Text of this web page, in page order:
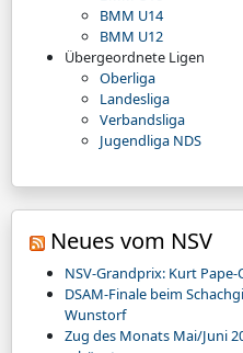
BMM U14
BMM U12
Übergeordnete Ligen
Oberliga
Landesliga
Verbandsliga
Jugendliga NDS
Neues vom NSV
NSV-Grandprix: Kurt
DSAM-Finale beim
Wunstorf
Zug des Monats Mai/Juni